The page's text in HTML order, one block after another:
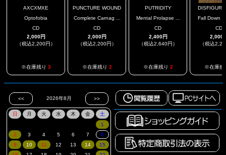
AXCXMXE
Optofobia
CD
2,000円
（税込2,200円）
※在庫残り 3
PUNCTURE WOUND
Complete Carnag ...
CD
2,000円
（税込2,200円）
※在庫残り 2
PUTRIDITY
Mental Prolapse ...
CD
2,400円
（税込2,640円）
※在庫残り 2
Fall Down
CD
2,000
（税込
※在庫残